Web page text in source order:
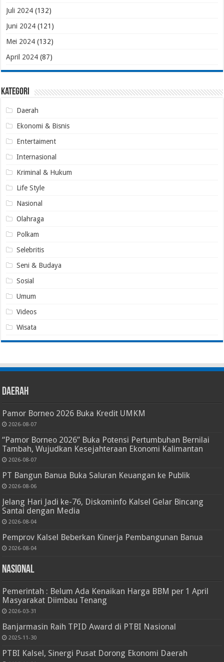
Juli 2024 (132)
Juni 2024 (121)
Mei 2024 (132)
April 2024 (87)
Kategori
Daerah
Ekonomi & Bisnis
Entertaiment
Internasional
Kriminal & Hukum
Life Style
Nasional
Olahraga
Polkam
Selebritis
Seni & Budaya
Sosial
Umum
Videos
Wisata
Daerah
Pamor Borneo 2026 Buka Kredit UMKM
2026-08-07
“Pamor Borneo 2026” Buka Potensi Pertumbuhan Bernilai
Tambah, Wujudkan Kesejahteraan Ekonomi Kalimantan
2026-08-07
PT Bangun Banua Buka Saluran Keuangan ke Publik
2026-08-06
Jelang Hari Jadi ke-76, Diskominfo Kalsel Gelar Bincang
Santai dengan Media
2026-08-04
Pemprov Kalsel Beberkan Kinerja Pembangunan Banua
2026-08-04
Nasional
Pemerintah : Belum Ada Kenaikan Harga BBM per 1 April
Masyarakat Diimbau Tenang
2026-03-31
Banjarmasin Raih TPID Award di PTBI Nasional
2025-11-30
PTBI Kalsel, Sinergi Pusat Dorong Ekonomi Daerah